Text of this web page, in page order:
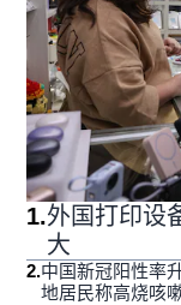
1.外国打印设
大
2.中国新冠阳性率
地居民称高烧咳